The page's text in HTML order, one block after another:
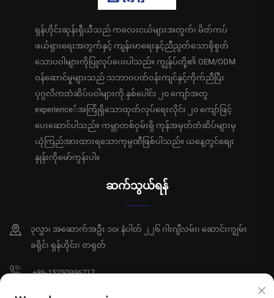
ရှန်ဟိုင်းဆုန်းရှီယီသည် ကလေးငယ်များအတွက်၊ မိတ်ကပ်
ဖယ်ရှားရေးအတွက်နှင့် ကျန်းမာရေးနှင့်ညီညွတ်သောစိုစွတ်
သောပဝါများကိုပြုလုပ်ပေးပါသည်။ ကျွန်ုပ်တို့၏ OEM/ODM
ဝန်ဆောင်မှုများသည် သဘာဝပတ်ဝန်းကျင်နှင့်ကိုက်ညီပြီး
ပုဂ္ဂလိကတံဆိပ်ပဝါများကို နှစ်ပေါင်း ၂၀ ကျော်အတွ
experience်အကြုံရှိသောထုတ်လုပ်ရေးလိုင်း ၂၀ ကျော်ဖြင့်
ပေးဆောင်ပါသည်။ ကမ္ဘာတစ်ဝှမ်းရှိ ကုန်အမှတ်တံဆိပ်များမှ
ယုံကြည်အားထားရသောကုမ္ပဏီဖြစ်ပါသည်။ ယနေ့တွင်စျေး
နှုန်းကိုမော်ကွန်းပါ။
ဆက်သွယ်ရန်
၃လွှာ၊ အဆောက်အဦး ၁၀၊ နံပါတ် ၂၂၆ ဂါးဂျီလမ်း၊ ဆောင်းကျွမ်း
ခရိုင်၊ ရှန်ဟိုင်း၊ တရုတ်
+86-15250996717